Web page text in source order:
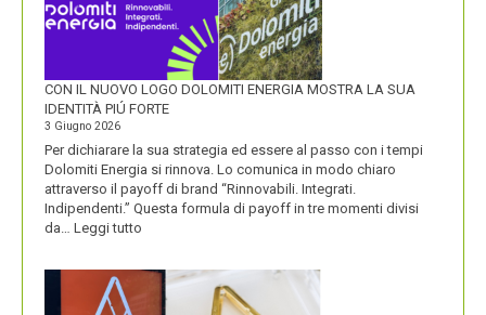
CON IL NUOVO LOGO DOLOMITI ENERGIA MOSTRA LA SUA
IDENTITÀ PIÚ FORTE
3 Giugno 2026
Per dichiarare la sua strategia ed essere al passo con i tempi
Dolomiti Energia si rinnova. Lo comunica in modo chiaro
attraverso il payoff di brand “Rinnovabili. Integrati.
Indipendenti.” Questa formula di payoff in tre momenti divisi
da… Leggi tutto
IL
NUOVO
LOGO